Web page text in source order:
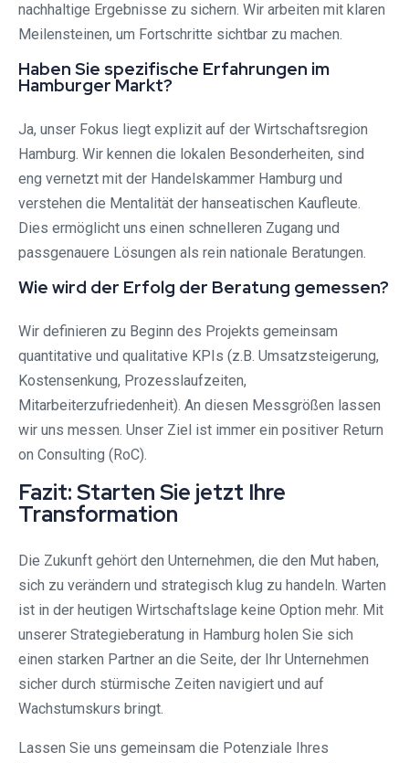
nachhaltige Ergebnisse zu sichern. Wir arbeiten mit klaren
Meilensteinen, um Fortschritte sichtbar zu machen.
Haben Sie spezifische Erfahrungen im
Hamburger Markt?
Ja, unser Fokus liegt explizit auf der Wirtschaftsregion
Hamburg. Wir kennen die lokalen Besonderheiten, sind
eng vernetzt mit der Handelskammer Hamburg und
verstehen die Mentalität der hanseatischen Kaufleute.
Dies ermöglicht uns einen schnelleren Zugang und
passgenauere Lösungen als rein nationale Beratungen.
Wie wird der Erfolg der Beratung gemessen?
Wir definieren zu Beginn des Projekts gemeinsam
quantitative und qualitative KPIs (z.B. Umsatzsteigerung,
Kostensenkung, Prozesslaufzeiten,
Mitarbeiterzufriedenheit). An diesen Messgrößen lassen
wir uns messen. Unser Ziel ist immer ein positiver Return
on Consulting (RoC).
Fazit: Starten Sie jetzt Ihre
Transformation
Die Zukunft gehört den Unternehmen, die den Mut haben,
sich zu verändern und strategisch klug zu handeln. Warten
ist in der heutigen Wirtschaftslage keine Option mehr. Mit
unserer Strategieberatung in Hamburg holen Sie sich
einen starken Partner an die Seite, der Ihr Unternehmen
sicher durch stürmische Zeiten navigiert und auf
Wachstumskurs bringt.
Lassen Sie uns gemeinsam die Potenziale Ihres